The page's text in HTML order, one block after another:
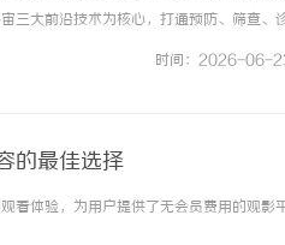
三大前沿技术为核心，打通预防、筛查、
站式大健康智能底座，平台面向全民、医
时间：2026-06-
的最佳选择
看体验，为用户提供了无会员费用的观影